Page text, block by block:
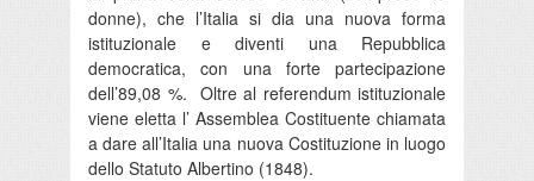
donne), che l’Italia si dia una nuova forma
istituzionale e diventi una Repubblica
democratica, con una forte partecipazione
dell’89,08 %. Oltre al referendum istituzionale
viene eletta l’ Assemblea Costituente chiamata
a dare all’Italia una nuova Costituzione in luogo
dello Statuto Albertino (1848).